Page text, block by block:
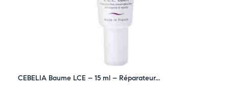
CEBELIA Baume LCE – 15 ml – Réparateur...